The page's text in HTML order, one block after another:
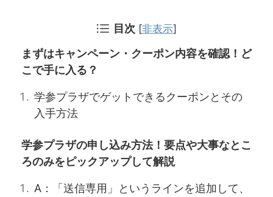
目次 [非表示]
まずはキャンペーン・クーポン内容を確認！ど
こで手に入る？
学参プラザでゲットできるクーポンとその
入手方法
学参プラザの申し込み方法！要点や大事なとこ
ろのみをピックアップして解説
A：「送信専用」というラインを追加して、